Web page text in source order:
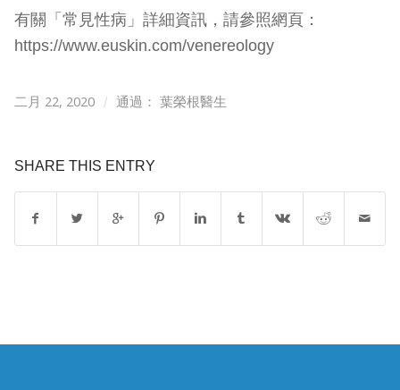
有關「常見性病」詳細資訊，請參照網頁：
https://www.euskin.com/venereology
二月 22, 2020 / 通過： 葉榮根醫生
SHARE THIS ENTRY